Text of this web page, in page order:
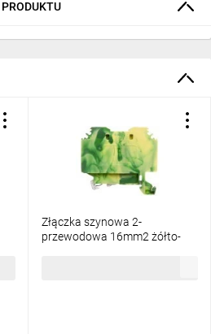
Złączka szynowa 2-
przewodowa 16mm2 żółto-